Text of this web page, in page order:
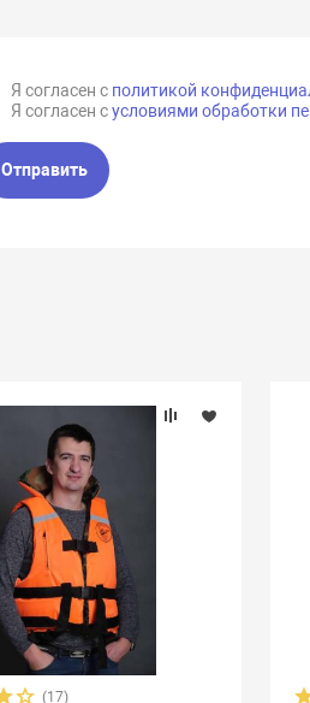
Я согласен с политикой
Я согласен сусловиями обработки
Отправить
(17)